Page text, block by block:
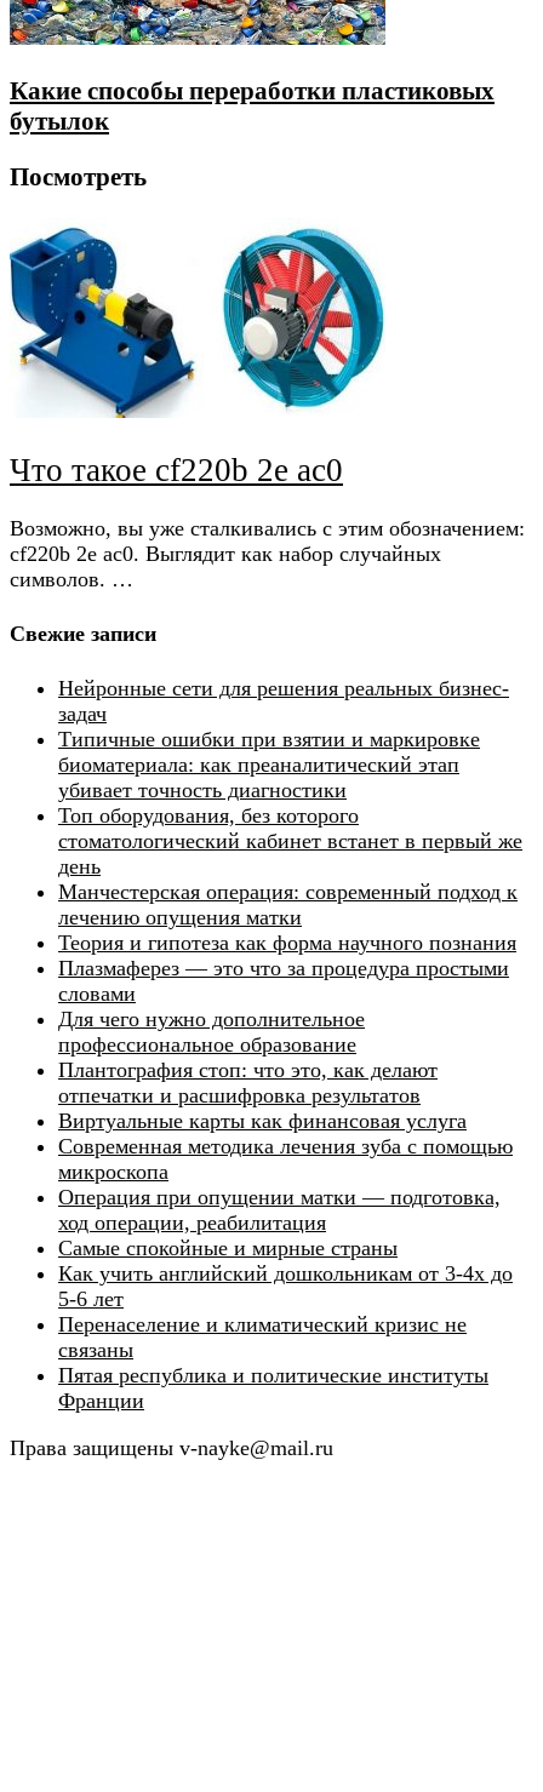
Какие способы переработки пластиковых
бутылок
Посмотреть
Что такое cf220b 2e ac0
Возможно, вы уже сталкивались с этим обозначением:
cf220b 2e ac0. Выглядит как набор случайных
символов. …
Свежие записи
Нейронные сети для решения реальных бизнес-
задач
Типичные ошибки при взятии и маркировке
биоматериала: как преаналитический этап
убивает точность диагностики
Топ оборудования, без которого
стоматологический кабинет встанет в первый же
день
Манчестерская операция: современный подход к
лечению опущения матки
Теория и гипотеза как форма научного познания
Плазмаферез — это что за процедура простыми
словами
Для чего нужно дополнительное
профессиональное образование
Плантография стоп: что это, как делают
отпечатки и расшифровка результатов
Виртуальные карты как финансовая услуга
Современная методика лечения зуба с помощью
микроскопа
Операция при опущении матки — подготовка,
ход операции, реабилитация
Самые спокойные и мирные страны
Как учить английский дошкольникам от 3-4х до
5-6 лет
Перенаселение и климатический кризис не
связаны
Пятая республика и политические институты
Франции
Права защищены v-nayke@mail.ru